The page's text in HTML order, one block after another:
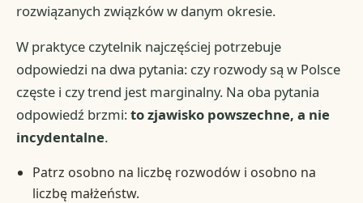
rozwiązanych związków w danym okresie.
W praktyce czytelnik najczęściej potrzebuje
odpowiedzi na dwa pytania: czy rozwody są w Polsce
częste i czy trend jest marginalny. Na oba pytania
odpowiedź brzmi:to zjawisko powszechne, a nie
incydentalne.
Patrz osobno na liczbę rozwodów i osobno na
liczbę małżeństw.